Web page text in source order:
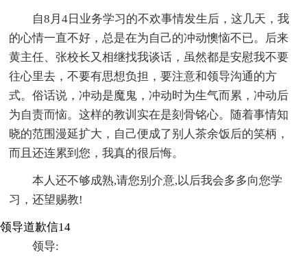
自8月4日业务学习的不欢事情发生后，这几天，我
的心情一直不好，总是在为自己的冲动懊恼不已。后来
黄主任、张校长又相继找我谈话，虽然都是安慰我不要
往心里去，不要有思想负担，要注意和领导沟通的方
式。俗话说，冲动是魔鬼，冲动时为生气而累，冲动后
为自责而恼。这样的教训实在是刻骨铭心。随着事情知
晓的范围漫延扩大，自己便成了别人茶余饭后的笑柄，
而且还连累到您，我真的很后悔。
本人还不够成熟,请您别介意,以后我会多多向您学
习，还望赐教!
领导道歉信14
领导: